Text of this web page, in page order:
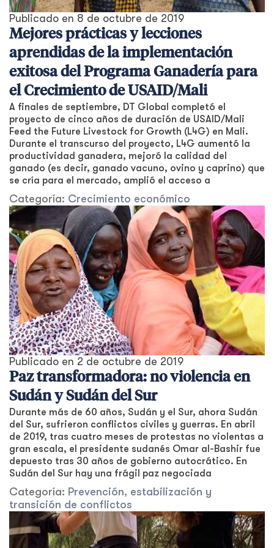
Publicado en 8 de octubre de 2019
Mejores prácticas y lecciones
aprendidas de la implementación
exitosa del Programa Ganadería para
el Crecimiento de USAID/Mali
A finales de septiembre, DT Global completó el
proyecto de cinco años de duración de USAID/Mali
Feed the Future Livestock for Growth (L4G) en Mali.
Durante el transcurso del proyecto, L4G aumentó la
productividad ganadera, mejoró la calidad del
ganado (es decir, ganado vacuno, ovino y caprino) que
se cría para el mercado, amplió el acceso a
Categoría: Crecimiento económico
Publicado en 2 de octubre de 2019
Paz transformadora: no violencia en
Sudán y Sudán del Sur
Durante más de 60 años, Sudán y el Sur, ahora Sudán
del Sur, sufrieron conflictos civiles y guerras. En abril
de 2019, tras cuatro meses de protestas no violentas a
gran escala, el presidente sudanés Omar al-Bashir fue
depuesto tras 30 años de gobierno autocrático. En
Sudán del Sur hay una frágil paz negociada
Categoría: Prevención, estabilización y
transición de conflictos